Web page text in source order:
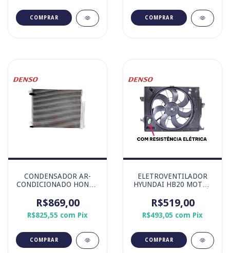
CONDENSADOR AR-
CONDICIONADO HONDA
VTEC FLEXONE
R$869,00
R$825,55 com Pix
ELETROVENTILADOR
HYUNDAI HB20 MOTOR
2019 MARCA DENSO
R$519,00
R$493,05 com Pix